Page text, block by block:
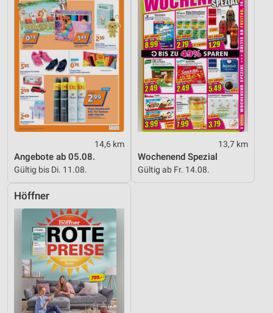
14,6 km
Angebote ab 05.08.
Gültig bis Di. 11.08.
13,7 km
Wochenend Spezial
Gültig ab Fr. 14.08.
Höffner